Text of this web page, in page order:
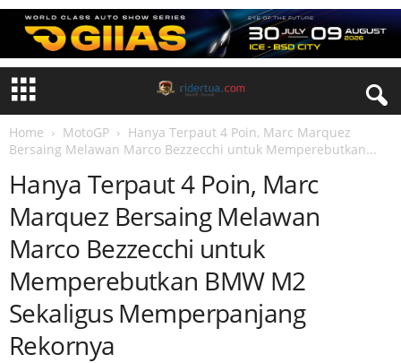
Home MotoGP
Hanya Terpaut 4 Poin, Marc Marquez
Bersaing Melawan Marco Bezzecchi untuk Memperebutkan...
Hanya Terpaut 4 Poin, Marc
Marquez Bersaing Melawan
Marco Bezzecchi untuk
Memperebutkan BMW M2
Sekaligus Memperpanjang
Rekornya